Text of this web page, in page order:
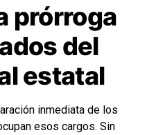
prórroga
del
estatal
inmediata de los
esos cargos. Sin